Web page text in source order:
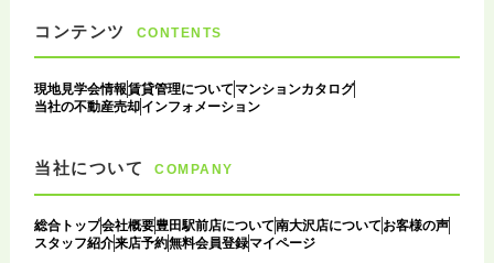
コンテンツ CONTENTS
現地見学会情報賃貸管理について マンションカタログ
当社の不動産売却インフォメーション
当社について COMPANY
総合トップ会社概要豊田駅前店について南大沢店について お客様の声
スタッフ紹介来店予約無料会員登録マイページ